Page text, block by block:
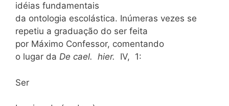
idéias fundamentais
da ontologia escolástica. Inúmeras vezes se
repetiu a graduação do ser feita
por Máximo Confessor, comentando
o lugar da De cael. hier. IV, 1:
Ser